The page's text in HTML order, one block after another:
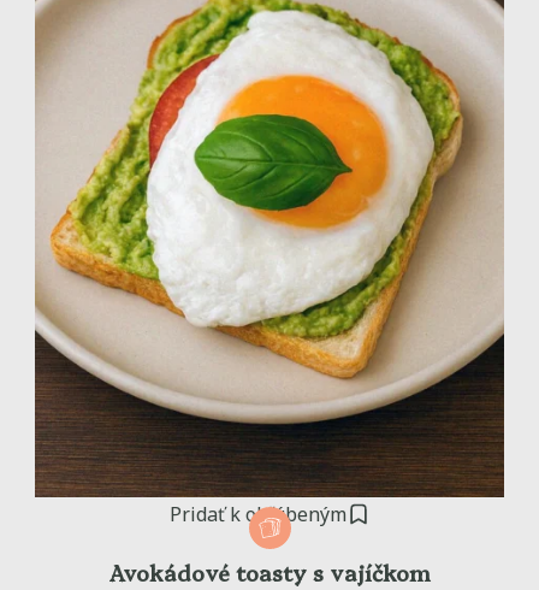
Pridať k obľúbeným
Avokádové toasty s vajíčkom